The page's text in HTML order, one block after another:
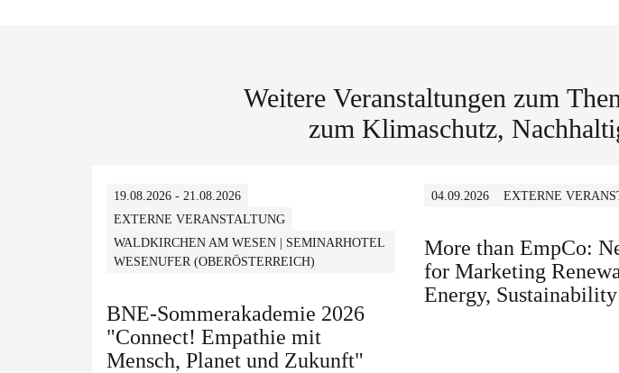
Weitere Veranstaltungen zum
zum Klimaschutz,
19.08.2026 - 21.08.2026
EXTERNE VERANSTALTUNG
WALDKIRCHEN AM WESEN | SEMINARHOTEL
WESENUFER (OBERÖSTERREICH)
BNE-Sommerakademie 2026
"Connect! Empathie mit
Mensch, Planet und Zukunft"
04.09.2026 EXTERNE
More than EmpCo:
for Marketing
Energy,